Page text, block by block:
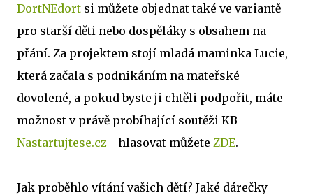
DortNEdort si můžete objednat také ve variantě
pro starší děti nebo dospěláky s obsahem na
přání. Za projektem stojí mladá maminka Lucie,
která začala s podnikáním na mateřské
dovolené, a pokud byste ji chtěli podpořit, máte
možnost v právě probíhající soutěži KB
Nastartujtese.cz - hlasovat můžete ZDE.
Jak proběhlo vítání vašich dětí? Jaké dárečky